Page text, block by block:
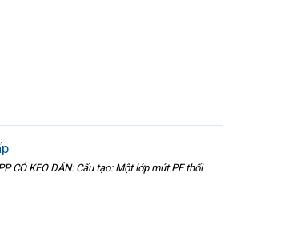
CÓ KEO DÁN: Cấu tạo: Một lớp mút PE thổi